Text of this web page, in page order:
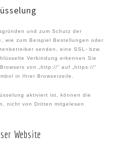
und zum Schutz der
wie zum Beispiel Bestellungen oder
senden, eine SSL- bzw.
Verbindung erkennen Sie
von „http://“ auf „https://“
in Ihrer Browserzeile.
aktiviert ist, können die
nicht von Dritten mitgelesen
Website